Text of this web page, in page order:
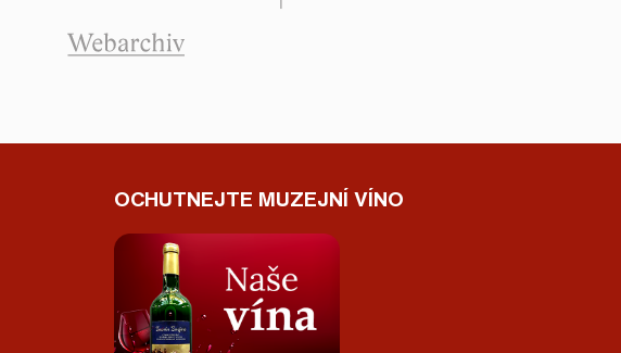
OCHUTNEJTE MUZEJNÍ VÍNO